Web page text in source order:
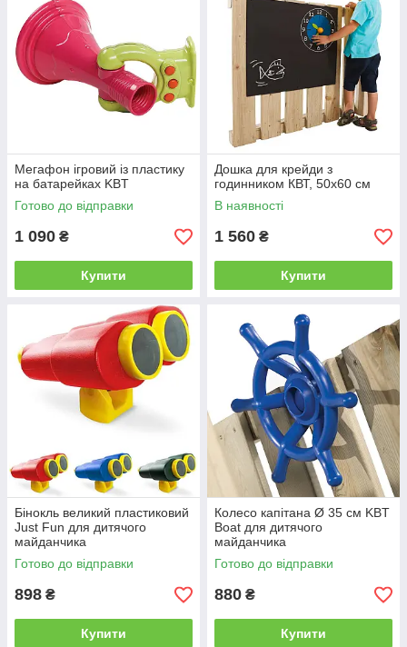
Мегафон ігровий із пластику
на батарейках KBT
Готово до відправки
1 090 ₴
Купити
Дошка для крейди з
годинником КВТ, 50х60 см
В наявності
1 560 ₴
Купити
Бінокль великий пластиковий
Just Fun для дитячого
майданчика
Готово до відправки
898 ₴
Купити
Колесо капітана Ø 35 см KBT
Boat для дитячого
майданчика
Готово до відправки
880 ₴
Купити